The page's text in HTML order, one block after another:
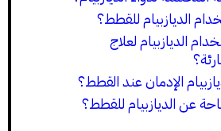
الديازبيام للقطط؟
الديازبيام لعلاج
الإدمان عند القطط؟
عن الديازبيام للقطط؟